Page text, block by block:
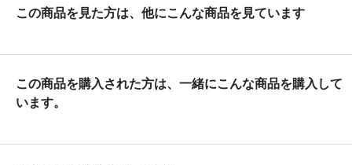
この商品を見た方は、他にこんな商品を見ています
この商品を購入された方は、一緒にこんな商品を購入して
います。